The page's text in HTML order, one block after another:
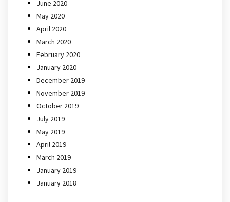
June 2020
May 2020
April 2020
March 2020
February 2020
January 2020
December 2019
November 2019
October 2019
July 2019
May 2019
April 2019
March 2019
January 2019
January 2018